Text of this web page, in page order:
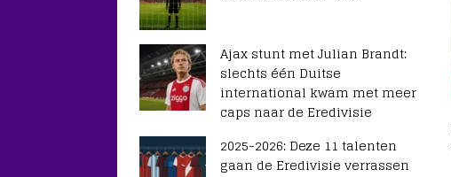
Ajax stunt met Julian Brandt:
slechts één Duitse
international kwam met meer
caps naar de Eredivisie
2025-2026: Deze 11 talenten
gaan de Eredivisie verrassen